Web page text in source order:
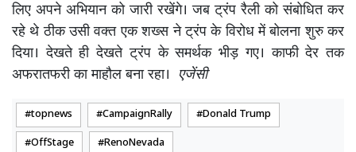
लिए अपने अभियान को जारी रखेंगे। जब ट्रंप रैली को संबोधित कर
रहे थे ठीक उसी वक्त एक शख्स ने ट्रंप के विरोध में बोलना शुरु कर
दिया। देखते ही देखते ट्रंप के समर्थक भीड़ गए। काफी देर तक
अफरातफरी का माहौल बना रहा। एजेंसी
topnews CampaignRally Donald Trump
OffStage RenoNevada